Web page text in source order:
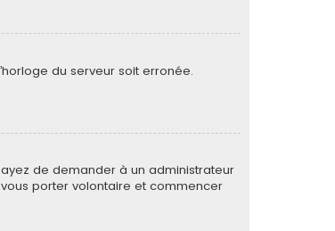
du serveur soit erronée.
de demander à un administrateur
vous porter volontaire et commencer